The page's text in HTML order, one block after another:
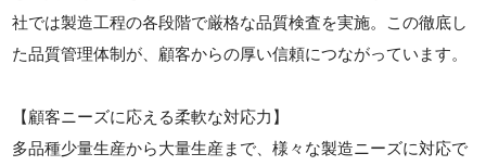
社では製造工程の各段階で厳格な品質検査を実施。この徹底し
た品質管理体制が、顧客からの厚い信頼につながっています。
【顧客ニーズに応える柔軟な対応力】
多品種少量生産から大量生産まで、様々な製造ニーズに対応で